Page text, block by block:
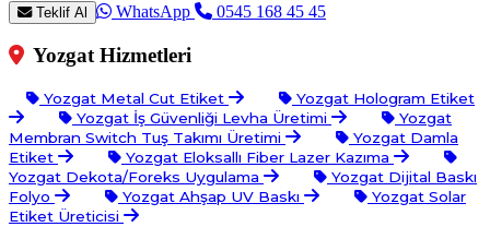
Teklif Al WhatsApp 0545 168 45 45
Yozgat Hizmetleri
Yozgat Metal Cut Etiket
Yozgat Hologram Etiket
Yozgat İş Güvenliği Levha Üretimi
Yozgat
Membran Switch Tuş Takımı Üretimi
Yozgat Damla
Etiket
Yozgat Eloksallı Fiber Lazer Kazıma
Yozgat Dekota/Foreks Uygulama
Yozgat Dijital Baskı
Folyo
Yozgat Ahşap UV Baskı
Yozgat Solar
Etiket Üreticisi